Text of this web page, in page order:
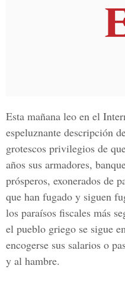
Esta mañana leo en el
espeluznante descripción
grotescos privilegios de
años sus armadores,
prósperos, exonerados de
que han fugado y siguen
los paraísos fiscales más
el pueblo griego se sigue
encogerse sus salarios o
y al hambre.